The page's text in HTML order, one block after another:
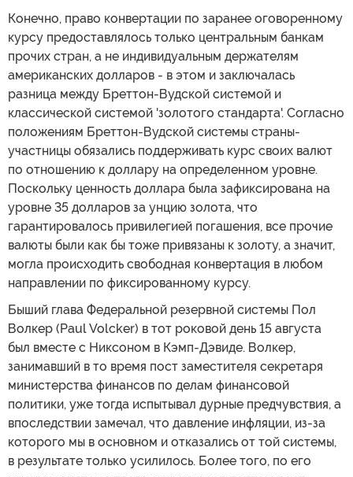
Конечно, право конвертации по заранее оговоренному
курсу предоставлялось только центральным банкам
прочих стран, а не индивидуальным держателям
американских долларов - в этом и заключалась
разница между Бреттон-Вудской системой и
классической системой 'золотого стандарта'. Согласно
положениям Бреттон-Вудской системы страны-
участницы обязались поддерживать курс своих валют
по отношению к доллару на определенном уровне.
Поскольку ценность доллара была зафиксирована на
уровне 35 долларов за унцию золота, что
гарантировалось привилегией погашения, все прочие
валюты были как бы тоже привязаны к золоту, а значит,
могла происходить свободная конвертация в любом
направлении по фиксированному курсу.
Быший глава Федеральной резервной системы Пол
Волкер (Paul Volcker) в тот роковой день 15 августа
был вместе с Никсоном в Кэмп-Дэвиде. Волкер,
занимавший в то время пост заместителя секретаря
министерства финансов по делам финансовой
политики, уже тогда испытывал дурные предчувствия, а
впоследствии замечал, что давление инфляции, из-за
которого мы в основном и отказались от той системы,
в результате только усилилось. Более того, по его